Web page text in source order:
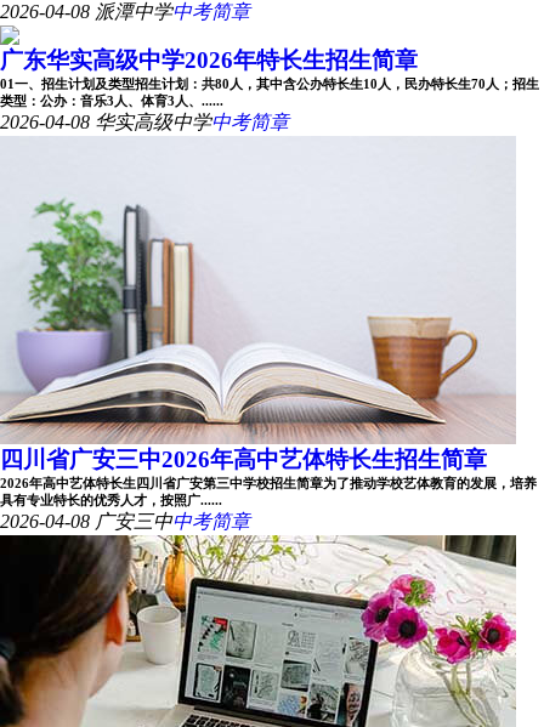
2026-04-08 派潭中学中考简章
广东华实高级中学2026年特长生招生简章
01一、招生计划及类型招生计划：共80人，其中含公办特长生10人，民办特长生70人；招生
类型：公办：音乐3人、体育3人、......
2026-04-08 华实高级中学中考简章
四川省广安三中2026年高中艺体特长生招生简章
2026年高中艺体特长生四川省广安第三中学校招生简章为了推动学校艺体教育的发展，培养
具有专业特长的优秀人才，按照广......
2026-04-08 广安三中中考简章